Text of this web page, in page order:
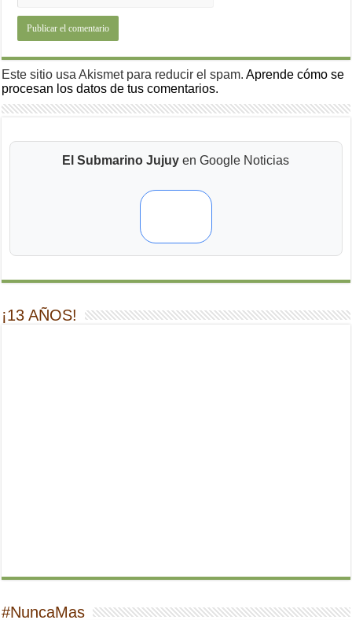
Este sitio usa Akismet para reducir el spam.Aprende cómo se
procesan los datos de tus comentarios.
El Submarino Jujuy en Google Noticias
¡13 AÑOS!
#NuncaMas